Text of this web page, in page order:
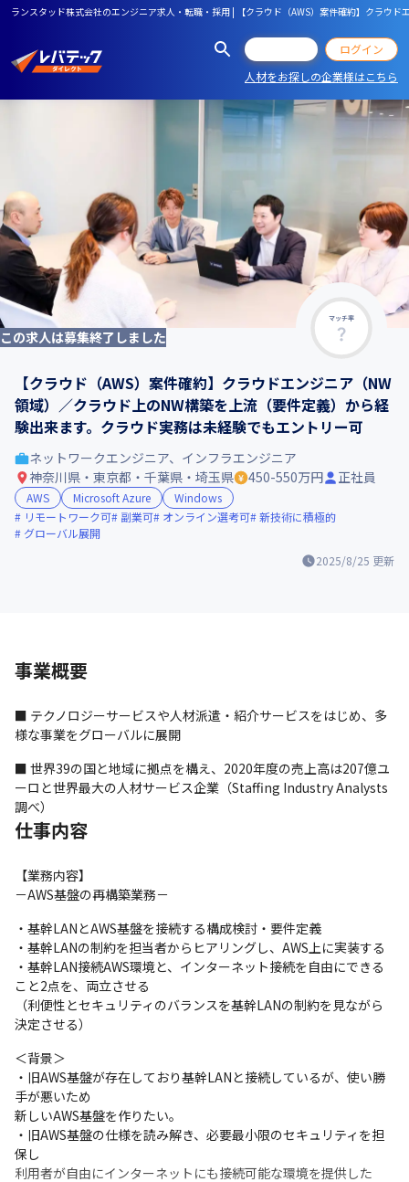
ランスタッド株式会社のエンジニア求人・転職・採用 | 【クラウド（AWS）案件確約】クラウ
ログイン
人材をお探しの企業様はこちら
マッチ率
この求人は募集終了しました
【クラウド（AWS）案件確約】クラウドエンジニア（NW
領域）／クラウド上のNW構築を上流（要件定義）から経
験出来ます。クラウド実務は未経験でもエントリー可
2025/8/25 更新
ネットワークエンジニア、インフラエンジニア
神奈川県・東京都・千葉県・埼玉県
450-550万円 正社員
AWS Microsoft Azure
Windows
リモートワーク可
副業可 オンライン選考可 新技術に積極的
グローバル展開
事業概要
■ テクノロジーサービスや人材派遣・紹介サービスをはじめ、多
様な事業をグローバルに展開
■ 世界39の国と地域に拠点を構え、2020年度の売上高は207億ユ
ーロと世界最大の人材サービス企業（Staffing Industry Analysts
調べ）
仕事内容
【業務内容】
－AWS基盤の再構築業務－
・基幹LANとAWS基盤を接続する構成検討・要件定義
・基幹LANの制約を担当者からヒアリングし、AWS上に実装する
・基幹LAN接続AWS環境と、インターネット接続を自由にできる
こと2点を、両立させる
（利便性とセキュリティのバランスを基幹LANの制約を見ながら
決定させる）
＜背景＞
・旧AWS基盤が存在しており基幹LANと接続しているが、使い勝
手が悪いため
新しいAWS基盤を作りたい。
・旧AWS基盤の仕様を読み解き、必要最小限のセキュリティを担
保し
利用者が自由にインターネットにも接続可能な環境を提供した